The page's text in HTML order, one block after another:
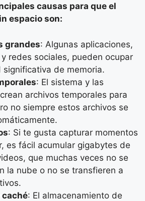
causas para que el
espacio son:
grandes: Algunas aplicaciones,
redes sociales, pueden ocupar
significativa de memoria.
: El sistema y las
archivos temporales para
no siempre estos archivos se
: Si te gusta capturar momentos
es fácil acumular gigabytes de
que muchas veces no se
la nube o no se transfieren a
caché: El almacenamiento de